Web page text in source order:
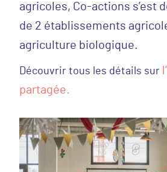
agricoles, Co-actions s’est
de 2 établissements
agriculture biologique.
Découvrir tous les détails sur
partagée.